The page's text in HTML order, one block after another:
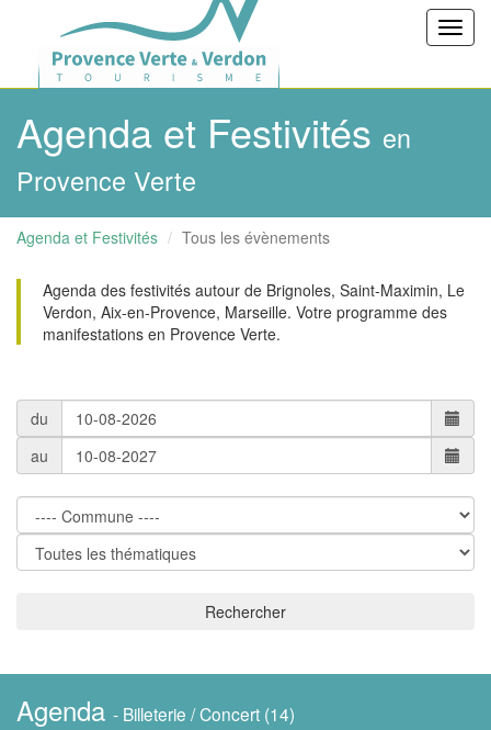
Agenda et Festivités en
Provence Verte
Agenda et Festivités Tous les évènements
Agenda des festivités autour de Brignoles, Saint-Maximin, Le
Verdon, Aix-en-Provence, Marseille. Votre programme des
manifestations en Provence Verte.
du
au
Rechercher
Agenda - Billeterie / Concert (14)